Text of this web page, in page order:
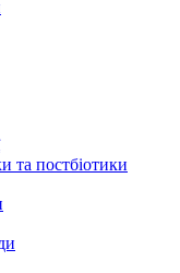
та постбіотики